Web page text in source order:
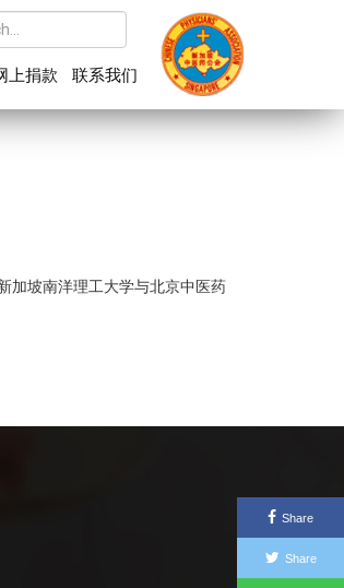
上捐款 联系我们
加坡南洋理工大学与北京中医药
Share
Share